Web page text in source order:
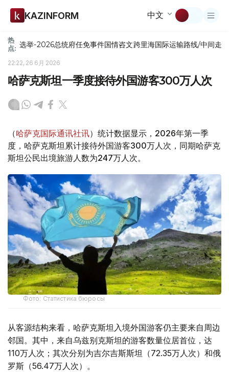
KAZINFORM 中文
热
点: 选举-2026总统府任免事件国情咨文跨里海国际运输路线/中间走廊
22:22, 26 6月 2026
哈萨克斯坦一季度接待外国游客300万人次
（哈萨克国际通讯社讯）统计数据显示，2026年第一季
度，哈萨克斯坦累计接待外国游客300万人次，同期哈萨克
斯坦公民出境旅游人数为247万人次。
Фото: Статистика бюросы
从客源结构来看，哈萨克斯坦入境外国游客仍主要来自周边
邻国。其中，来自乌兹别克斯坦的游客数量位居首位，达
110万人次；其次分别为吉尔吉斯斯坦（72.35万人次）和俄
罗斯（56.47万人次）。